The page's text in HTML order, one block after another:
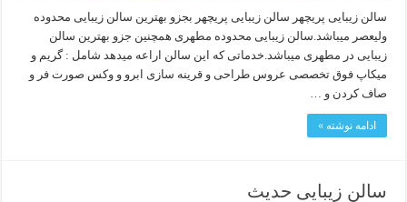
سالن زیبایی پریچهر سالن زیبایی پریچهر بجزو بهترین سالن زیبایی محدوده
ولیعصر میباشد.سالن زیبایی محدوده مطهری همچنین جزو بهترین سالن
زیبایی در مطهری میباشد.خدماتی که این سالن اراعه میدهد شامل : گریم و
میکاپ فوق تخصصی عروس طراحی و قرینه سازی ابرو و وکس صورت فر و
صاف کردن و …
ادامه نوشته »
سالن زیبایی حدیث